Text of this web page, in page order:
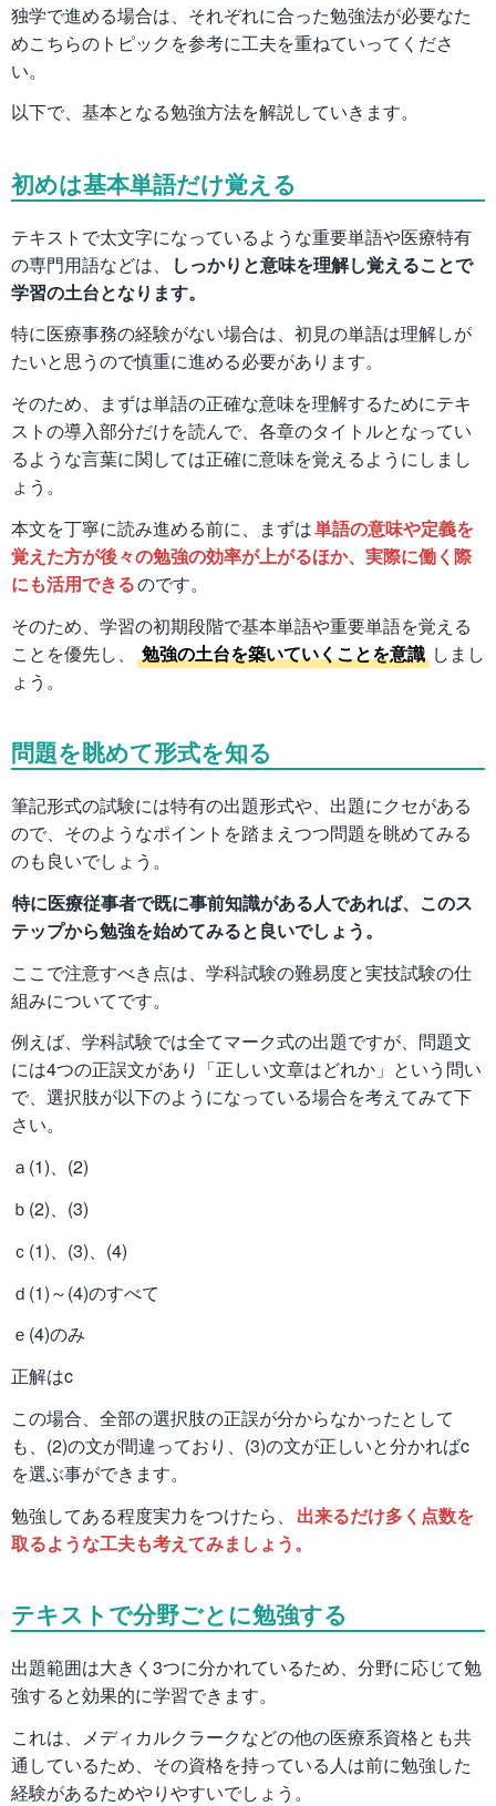
独学で進める場合は、それぞれに合った勉強法が必要なた
めこちらのトピックを参考に工夫を重ねていってくださ
い。
以下で、基本となる勉強方法を解説していきます。
初めは基本単語だけ覚える
テキストで太文字になっているような重要単語や医療特有
の専門用語などは、
しっかりと意味を理解し覚えることで
学習の土台となります。
特に医療事務の経験がない場合は、初見の単語は理解しが
たいと思うので慎重に進める必要があります。
そのため、まずは単語の正確な意味を理解するためにテキ
ストの導入部分だけを読んで、各章のタイトルとなってい
るような言葉に関しては正確に意味を覚えるようにしまし
ょう。
本文を丁寧に読み進める前に、まずは単語の意味や定義を
覚えた方が後々の勉強の効率が上がるほか、実際に働く際
にも活用できるのです。
そのため、学習の初期段階で基本単語や重要単語を覚える
ことを優先し、
勉強の土台を築いていくことを意識 しまし
ょう。
問題を眺めて形式を知る
筆記形式の試験には特有の出題形式や、出題にクセがある
ので、そのようなポイントを踏まえつつ問題を眺めてみる
のも良いでしょう。
特に医療従事者で既に事前知識がある人であれば、このス
テップから勉強を始めてみると良いでしょう。
ここで注意すべき点は、学科試験の難易度と実技試験の仕
組みについてです。
例えば、学科試験では全てマーク式の出題ですが、問題文
には4つの正誤文があり「正しい文章はどれか」という問い
で、選択肢が以下のようになっている場合を考えてみて下
さい。
ａ(1)、(2)
ｂ(2)、(3)
ｃ(1)、(3)、(4)
ｄ(1)～(4)のすべて
ｅ(4)のみ
正解はc
この場合、全部の選択肢の正誤が分からなかったとして
も、(2)の文が間違っており、(3)の文が正しいと分かればc
を選ぶ事ができます。
勉強してある程度実力をつけたら、
出来るだけ多く点数を
取るような工夫も考えてみましょう。
テキストで分野ごとに勉強する
出題範囲は大きく3つに分かれているため、分野に応じて勉
強すると効果的に学習できます。
これは、メディカルクラークなどの他の医療系資格とも共
通しているため、その資格を持っている人は前に勉強した
経験があるためやりやすいでしょう。